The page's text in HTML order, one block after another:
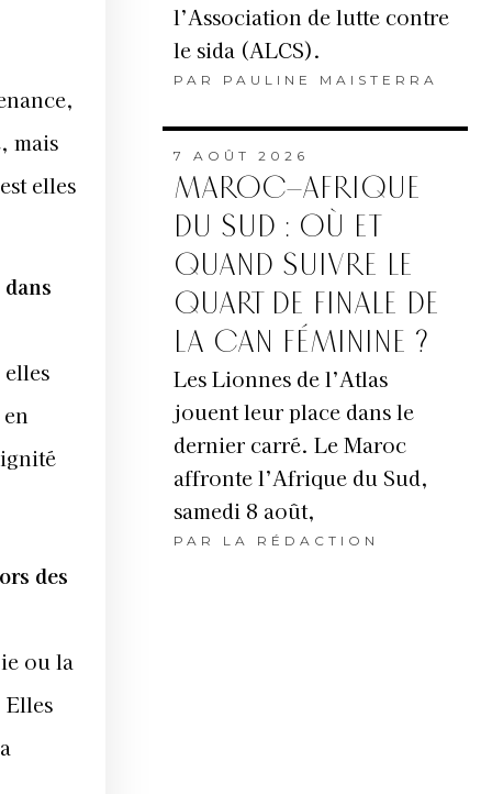
mais
elles
des
ou la
l’Association de lutte contre
le sida (ALCS).
PAR PAULINE MAISTERRA
7 AOÛT 2026
MAROC–AFRIQUE
DU SUD : OÙ ET
QUAND SUIVRE LE
QUART DE FINALE DE
LA CAN FÉMININE ?
Les Lionnes de l’Atlas
jouent leur place dans le
dernier carré. Le Maroc
affronte l’Afrique du Sud,
samedi 8 août,
PAR LA RÉDACTION